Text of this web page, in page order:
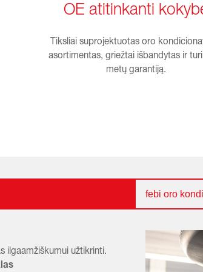
OE atitinkanti
Tiksliai suprojektuotas oro
asortimentas, griežtai išbandytas ir
metų garantiją.
febi oro
ilgaamžiškumui užtikrinti.